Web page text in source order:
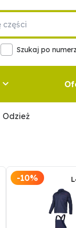
Szukaj po
Odzież
-10%